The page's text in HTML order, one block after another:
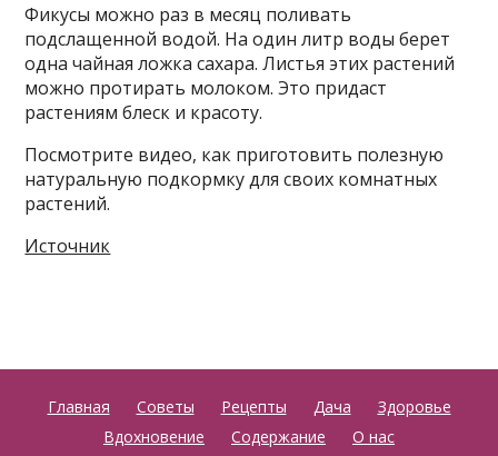
Фикусы можно раз в месяц поливать
подслащенной водой. На один литр воды берет
одна чайная ложка сахара. Листья этих растений
можно протирать молоком. Это придаст
растениям блеск и красоту.
Посмотрите видео, как приготовить полезную
натуральную подкормку для своих комнатных
растений.
Источник
Главная Советы Рецепты Дача
Здоровье
Вдохновение
Содержание О нас